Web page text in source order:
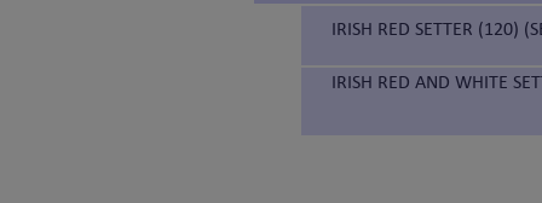
IRISH RED SETTER (120)
IRISH RED AND WHITE